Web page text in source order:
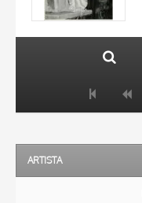
ARTISTA